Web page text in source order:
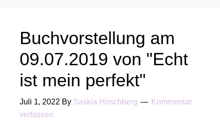
Buchvorstellung am
09.07.2019 von "Echt
ist mein perfekt"
Juli 1, 2022 By Saskia Hirschberg
Kommentar
verfassen